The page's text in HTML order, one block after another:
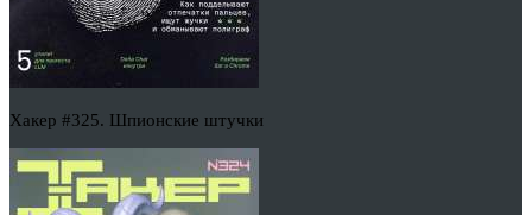
Хакер #325. Шпионские штучки